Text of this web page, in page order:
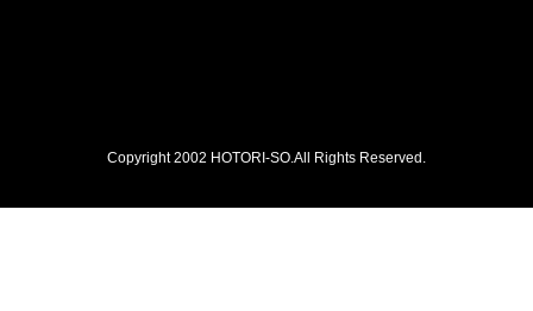
Copyright 2002 HOTORI-SO.All Rights Reserved.